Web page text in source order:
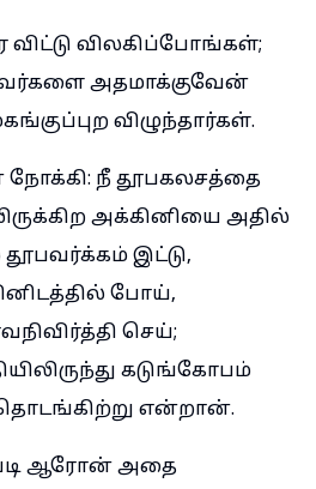
விலகிப்போங்கள்;
அதமாக்குவேன்
விழுந்தார்கள்.
நீ தூபகலசத்தை
அக்கினியை அதில்
இட்டு,
போய்,
செய்;
கடுங்கோபம்
தொடங்கிற்று என்றான்.
ஆரோன் அதை